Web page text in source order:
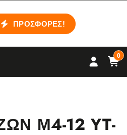
ΠΡΟΣΦΟΡΕΣ!
0
Μ4-12 YT-